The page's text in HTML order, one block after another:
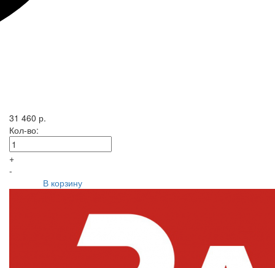
31 460 р.
Кол-во:
+
-
В корзину